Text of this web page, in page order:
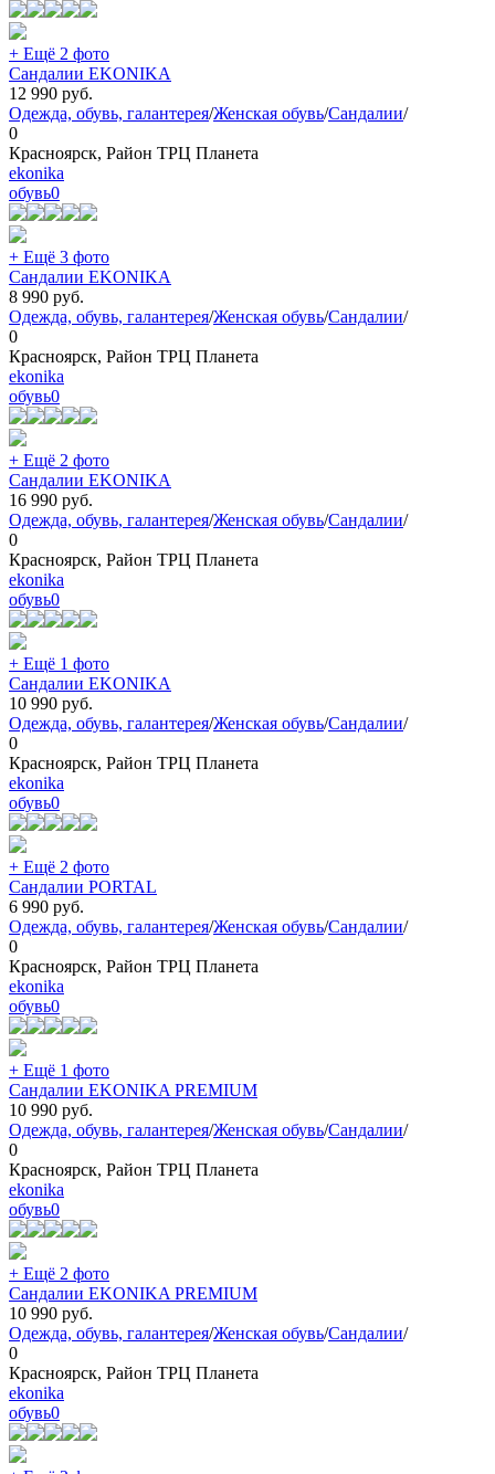
+ Ещё 2 фото
Сандалии EKONIKA
12 990 руб.
Одежда, обувь, галантерея/Женская обувь/Сандалии/
0
Красноярск, Район ТРЦ Планета
ekonika
обувь0
+ Ещё 3 фото
Сандалии EKONIKA
8 990 руб.
Одежда, обувь, галантерея/Женская обувь/Сандалии/
0
Красноярск, Район ТРЦ Планета
ekonika
обувь0
+ Ещё 2 фото
Сандалии EKONIKA
16 990 руб.
Одежда, обувь, галантерея/Женская обувь/Сандалии/
0
Красноярск, Район ТРЦ Планета
ekonika
обувь0
+ Ещё 1 фото
Сандалии EKONIKA
10 990 руб.
Одежда, обувь, галантерея/Женская обувь/Сандалии/
0
Красноярск, Район ТРЦ Планета
ekonika
обувь0
+ Ещё 2 фото
Сандалии PORTAL
6 990 руб.
Одежда, обувь, галантерея/Женская обувь/Сандалии/
0
Красноярск, Район ТРЦ Планета
ekonika
обувь0
+ Ещё 1 фото
Сандалии EKONIKA PREMIUM
10 990 руб.
Одежда, обувь, галантерея/Женская обувь/Сандалии/
0
Красноярск, Район ТРЦ Планета
ekonika
обувь0
+ Ещё 2 фото
Сандалии EKONIKA PREMIUM
10 990 руб.
Одежда, обувь, галантерея/Женская обувь/Сандалии/
0
Красноярск, Район ТРЦ Планета
ekonika
обувь0